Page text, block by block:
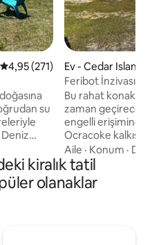
5 üzerinden ortalama 4,95
4,95 (271)
sineklikli
için
Yates
Ev - Cedar Island
Feribot İnzivası
Bu rahat
zaman
engelli erişimine
Ocracoke
Terminali'ne
mesafede
adanın mirasını
arayın. Burası
Aile · Konum ·
kiralık tatil
olanaklar